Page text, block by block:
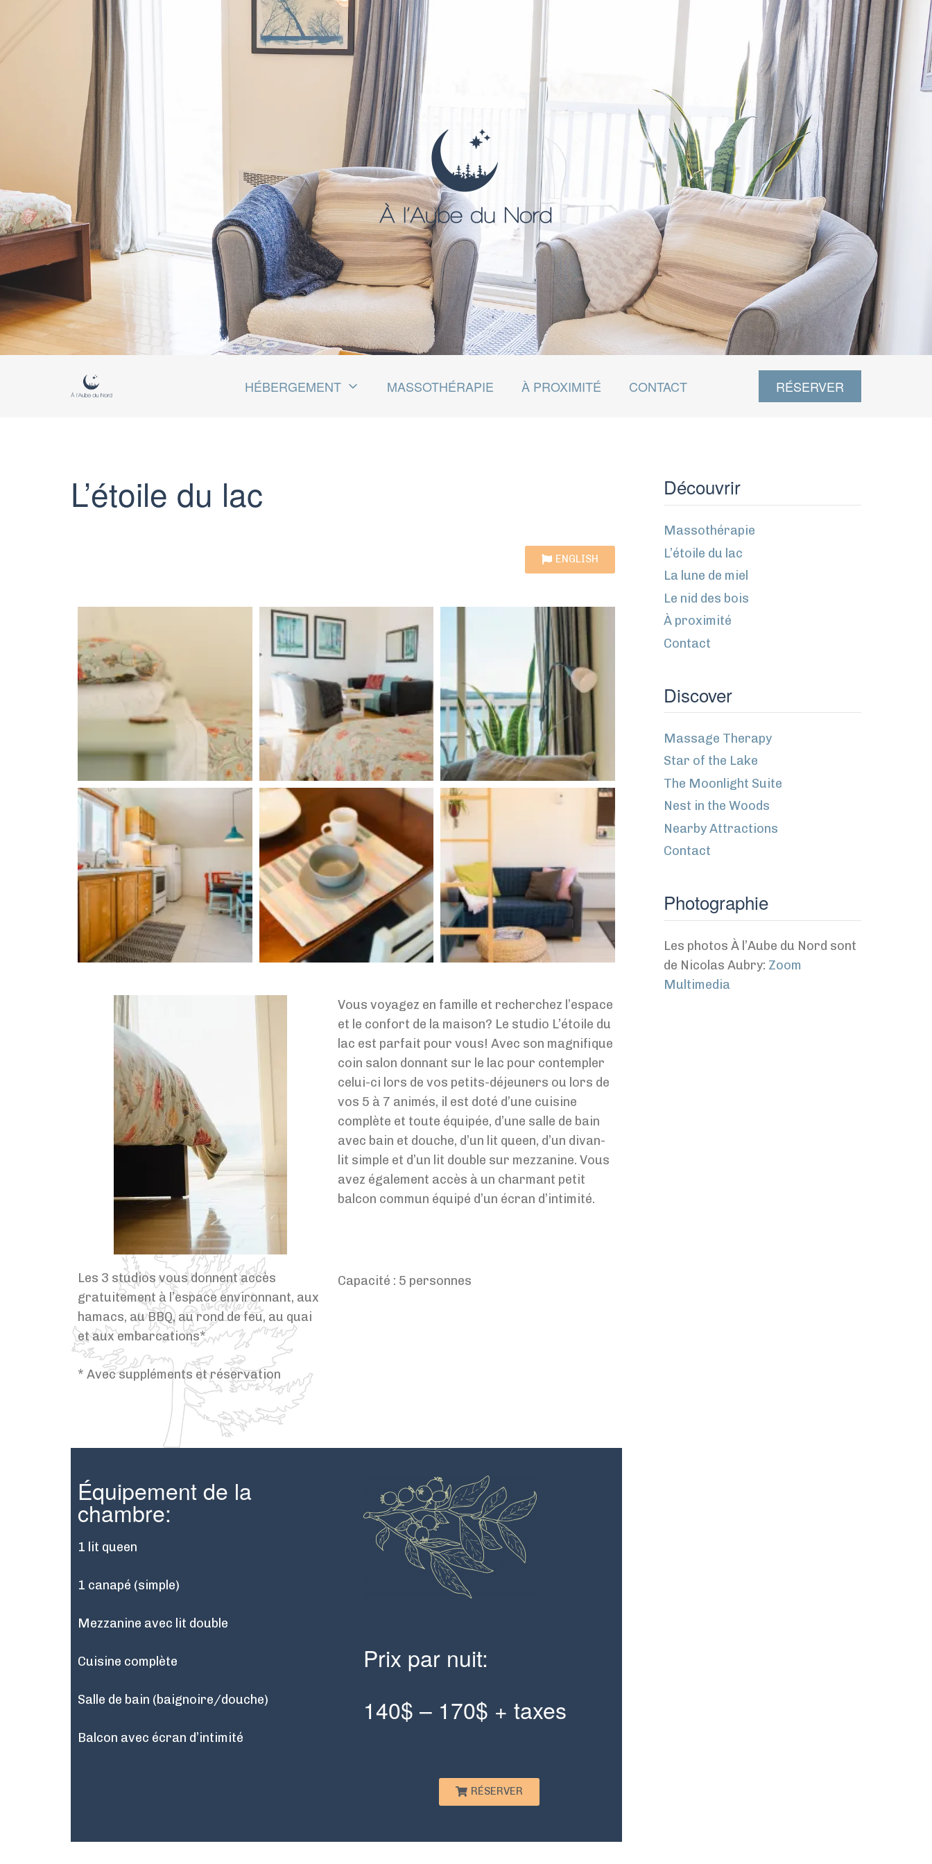
HÉBERGEMENT MASSOTHÉRAPIE À PROXIMITÉ CONTACT RÉSERVER
L’étoile du lac
ENGLISH
Les 3 studios vous donnent accès
gratuitement à l’espace environnant, aux
hamacs, au BBQ, au rond de feu, au quai
et aux embarcations*
* Avec suppléments et réservation
Vous voyagez en famille et recherchez l’espace
et le confort de la maison? Le studio L’étoile du
lac est parfait pour vous! Avec son magnifique
coin salon donnant sur le lac pour contempler
celui-ci lors de vos petits-déjeuners ou lors de
vos 5 à 7 animés, il est doté d’une cuisine
complète et toute équipée, d’une salle de bain
avec bain et douche, d’un lit queen, d’un divan-
lit simple et d’un lit double sur mezzanine. Vous
avez également accès à un charmant petit
balcon commun équipé d’un écran d’intimité.
Capacité : 5 personnes
Équipement de la
chambre:
1 lit queen
1 canapé (simple)
Mezzanine avec lit double
Cuisine complète
Salle de bain (baignoire/douche)
Balcon avec écran d’intimité
Prix par nuit:
140$ – 170$ + taxes
RÉSERVER
Découvrir
Massothérapie
L’étoile du lac
La lune de miel
Le nid des bois
À proximité
Contact
Discover
Massage Therapy
Star of the Lake
The Moonlight Suite
Nest in the Woods
Nearby Attractions
Contact
Photographie
Les photos À l’Aube du Nord sont
de Nicolas Aubry: Zoom
Multimedia